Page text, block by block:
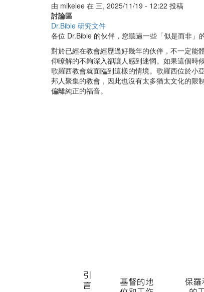
卷
綱
-
帖
撒
羅
尼
迦
由 mikelee 在 三, 2025/11/19 - 12:22 投稿
討論區
Dr.Bible 研究文件
各位 Dr.Bible 的伙伴，您聽過一些「似是而非」
對於已經在教會經歷過好幾年的伙伴，不一定能
仰瞭解的不夠深入卻讓人感到迷惘。如果這個時
歌羅西教會就面臨到這樣的情境。歌羅西位於小
邦人聚集的教會，因此也沒有太多猶太文化的限
偏離純正的福音。